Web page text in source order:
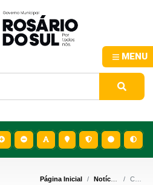
MENU
Página Inicial Notícias Confira a programação do Programa de Pesagem Bolsa Família, para este mês de maio